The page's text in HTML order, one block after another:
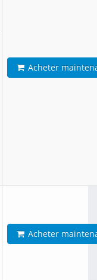
Acheter
Acheter